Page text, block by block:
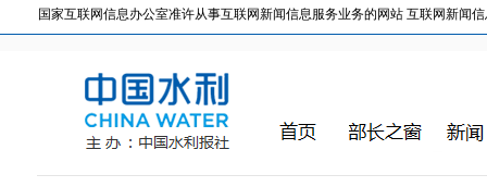
国家互联网信息办公室准许从事互联网新闻信息服务业务的网站 互联网新闻信